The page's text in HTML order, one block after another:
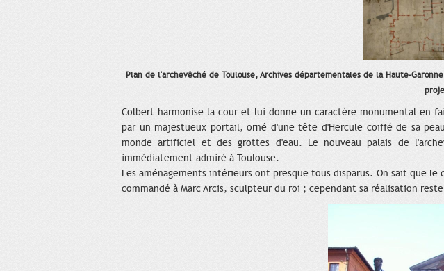
Plan de l'archevêché de Toulouse, Archives départementales de la Haute-
Colbert harmonise la cour et lui donne un caractère monumental en
par un majestueux portail, orné d'une tête d'Hercule coiffé de sa
monde artificiel et des grottes d'eau. Le nouveau palais de
immédiatement admiré à Toulouse.
Les aménagements intérieurs ont presque tous disparus. On sait que
commandé à Marc Arcis, sculpteur du roi ; cependant sa réalisation